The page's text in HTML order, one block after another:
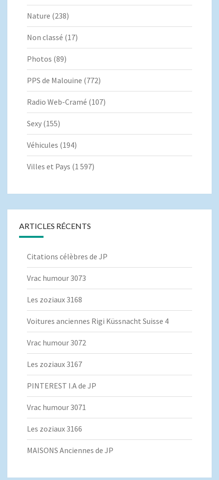
Nature (238)
Non classé (17)
Photos (89)
PPS de Malouine (772)
Radio Web-Cramé (107)
Sexy (155)
Véhicules (194)
Villes et Pays (1 597)
ARTICLES RÉCENTS
Citations célèbres de JP
Vrac humour 3073
Les zoziaux 3168
Voitures anciennes Rigi Küssnacht Suisse 4
Vrac humour 3072
Les zoziaux 3167
PINTEREST I.A de JP
Vrac humour 3071
Les zoziaux 3166
MAISONS Anciennes de JP